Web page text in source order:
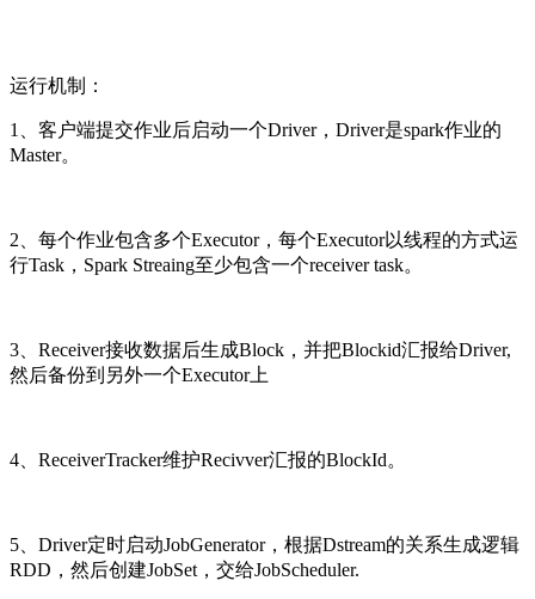
运行机制：
1、客户端提交作业后启动一个Driver，Driver是spark作业的
Master。
2、每个作业包含多个Executor，每个Executor以线程的方式运
行Task，Spark Streaing至少包含一个receiver task。
3、Receiver接收数据后生成Block，并把Blockid汇报给Driver,
然后备份到另外一个Executor上
4、ReceiverTracker维护Recivver汇报的BlockId。
5、Driver定时启动JobGenerator，根据Dstream的关系生成逻辑
RDD，然后创建JobSet，交给JobScheduler.